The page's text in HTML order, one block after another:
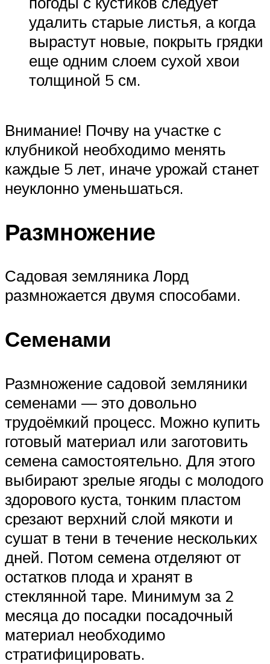
удалить старые листья, а когда
вырастут новые, покрыть грядки
еще одним слоем сухой хвои
толщиной 5 см.
Внимание! Почву на участке с
клубникой необходимо менять
каждые 5 лет, иначе урожай станет
неуклонно уменьшаться.
Размножение
Садовая земляника Лорд
размножается двумя способами.
Семенами
Размножение садовой земляники
семенами — это довольно
трудоёмкий процесс. Можно купить
готовый материал или заготовить
семена самостоятельно. Для этого
выбирают зрелые ягоды с молодого
здорового куста, тонким пластом
срезают верхний слой мякоти и
сушат в тени в течение нескольких
дней. Потом семена отделяют от
остатков плода и хранят в
стеклянной таре. Минимум за 2
месяца до посадки посадочный
материал необходимо
стратифицировать.